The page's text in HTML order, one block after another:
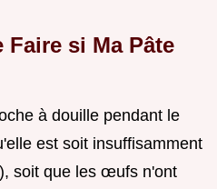
Faire si Ma Pâte
à douille pendant le
est soit insuffisamment
soit que les œufs n'ont